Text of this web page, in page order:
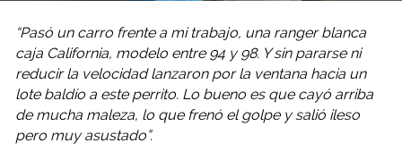
“Pasó un carro frente a mi trabajo, una ranger blanca
caja California, modelo entre 94 y 98. Y sin pararse ni
reducir la velocidad lanzaron por la ventana hacia un
lote baldío a este perrito. Lo bueno es que cayó arriba
de mucha maleza, lo que frenó el golpe y salió ileso
pero muy asustado”.